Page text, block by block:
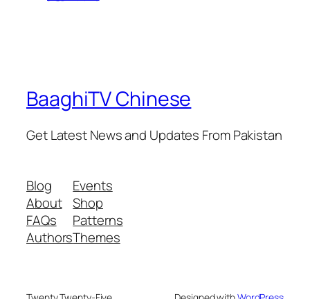
BaaghiTV Chinese
Get Latest News and Updates From Pakistan
Blog
About
FAQs
Authors
Events
Shop
Patterns
Themes